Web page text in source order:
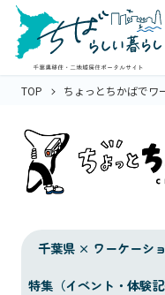
TOP ちょっとちかばでワ
千葉県 × ワーケーシ
特集（イベント・体験記